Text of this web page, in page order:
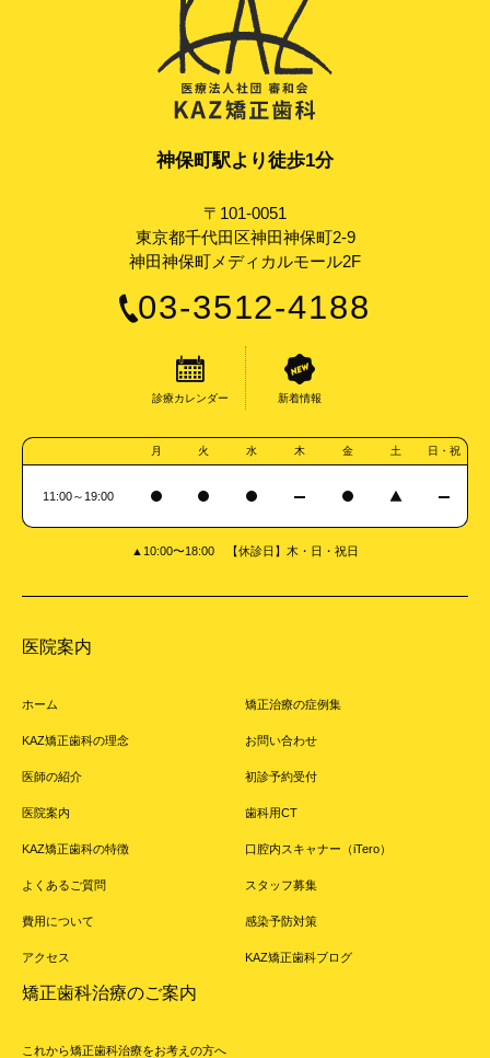
神保町駅より徒歩1分
〒101-0051
東京都千代田区神田神保町2-9
神田神保町メディカルモール2F
03-3512-4188
診療カレンダー 新着情報
月 火 水 木 金 土 日・祝
11:00～19:00
▲10:00〜18:00 【休診日】木・日・祝日
医院案内
ホーム
KAZ矯正歯科の理念
医師の紹介
医院案内
KAZ矯正歯科の特徴
よくあるご質問
費用について
アクセス
矯正治療の症例集
お問い合わせ
初診予約受付
歯科用CT
口腔内スキャナー（iTero）
スタッフ募集
感染予防対策
KAZ矯正歯科ブログ
矯正歯科治療のご案内
これから矯正歯科治療をお考えの方へ